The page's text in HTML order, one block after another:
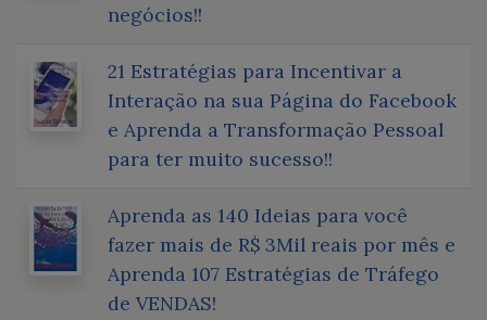
negócios!!
21 Estratégias para Incentivar a
Interação na sua Página do Facebook
e Aprenda a Transformação Pessoal
para ter muito sucesso!!
Aprenda as 140 Ideias para você
fazer mais de R$ 3Mil reais por mês e
Aprenda 107 Estratégias de Tráfego
de VENDAS!